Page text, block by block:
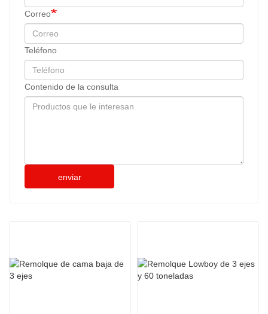
Correo
Teléfono
Contenido de la consulta
enviar